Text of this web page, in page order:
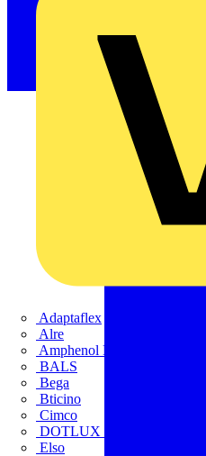
Adaptaflex
Alre
Amphenol FTG
BALS
Bega
Bticino
Cimco
DOTLUX GmbH
Elso